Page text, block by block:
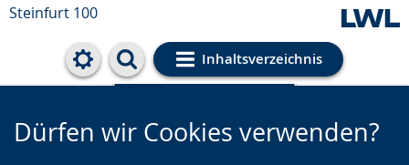
Steinfurt 100
Inhaltsverzeichnis
Cookie-Einstellungen
Dürfen wir Cookies verwenden?